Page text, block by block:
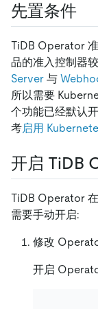
先置条件
TiDB Operator
品的准入控制器
Server 与
所以需要
个功能已经默认
考启用
开启 TiDB
TiDB Operator
需要手动开启:
修改
开启